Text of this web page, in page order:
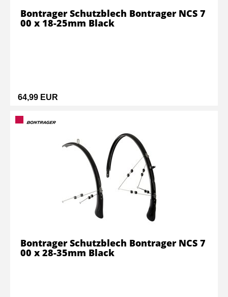
64,99 EUR
Bontrager Schutzblech Bontrager NCS 7
00 x 18-25mm Black
Bontrager Schutzblech Bontrager NCS 7
00 x 28-35mm Black